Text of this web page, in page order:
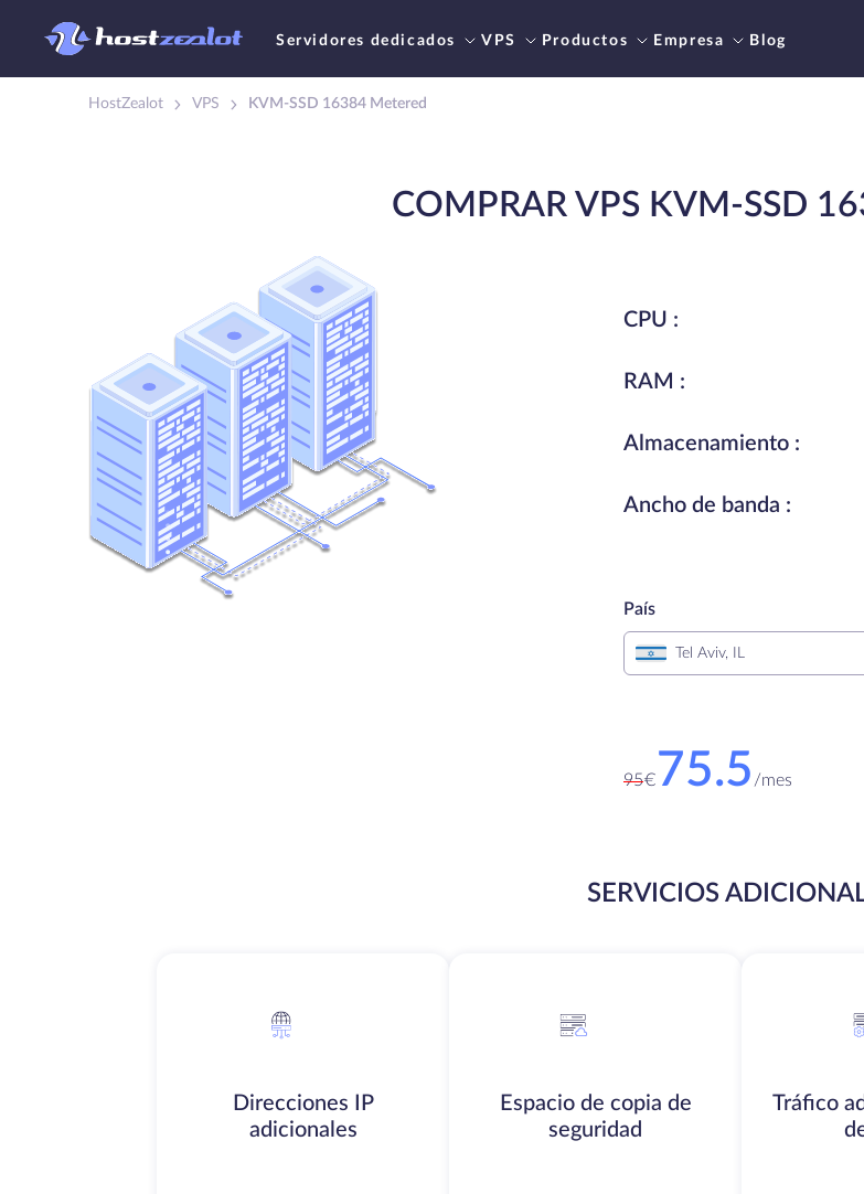
Servidores dedicados VPS Productos Empresa Blog
HostZealot VPS KVM-SSD 16384 Metered
COMPRAR VPS KVM-SSD
CPU :
RAM :
Almacenamiento :
Ancho de banda :
País
Tel Aviv, IL
€75.5 /mes
95
SERVICIOS
Direcciones IP
adicionales
Espacio de copia de
seguridad
Tráfico